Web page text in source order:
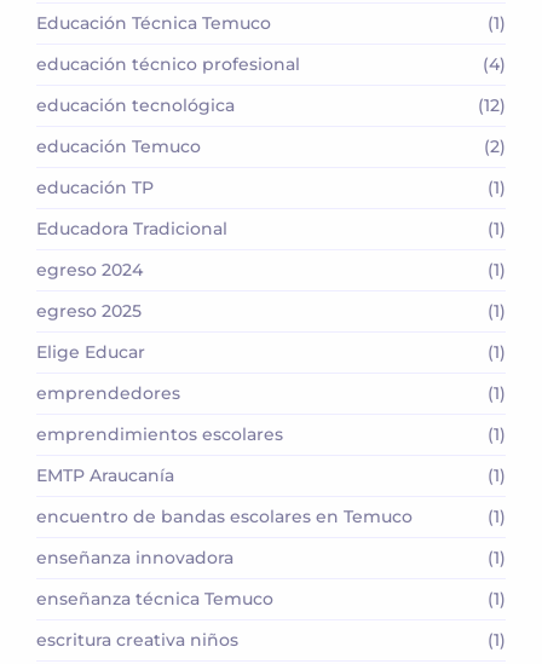
Educación Técnica Temuco
(1)
educación técnico profesional
(4)
educación tecnológica
(12)
educación Temuco
(2)
educación TP
(1)
Educadora Tradicional
(1)
egreso 2024
(1)
egreso 2025
(1)
Elige Educar
(1)
emprendedores
(1)
emprendimientos escolares
(1)
EMTP Araucanía
(1)
encuentro de bandas escolares en Temuco
(1)
enseñanza innovadora
(1)
enseñanza técnica Temuco
(1)
escritura creativa niños
(1)